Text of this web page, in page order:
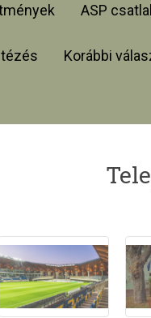
ASP
Korábbi